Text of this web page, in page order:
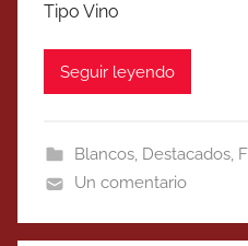
Tipo Vino
Seguir leyendo
Blancos, Destacados,
Un comentario